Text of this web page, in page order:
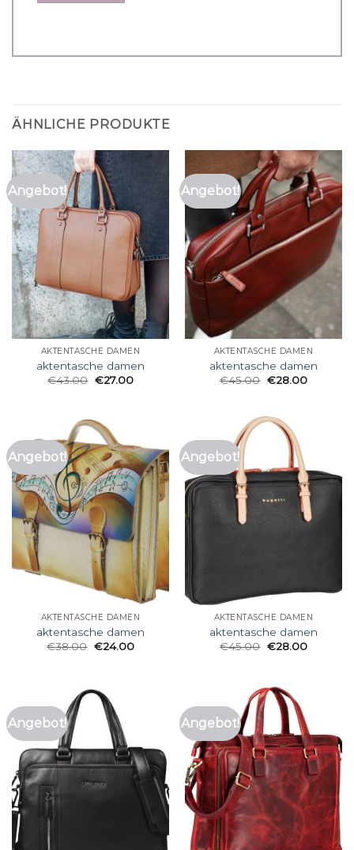
ÄHNLICHE PRODUKTE
Angebot!
AKTENTASCHE DAMEN
aktentasche damen
€43.00 €27.00
Angebot!
AKTENTASCHE DAMEN
aktentasche damen
€45.00 €28.00
Angebot!
AKTENTASCHE DAMEN
aktentasche damen
€38.00 €24.00
Angebot!
AKTENTASCHE DAMEN
aktentasche damen
€45.00 €28.00
Angebot! Angebot!